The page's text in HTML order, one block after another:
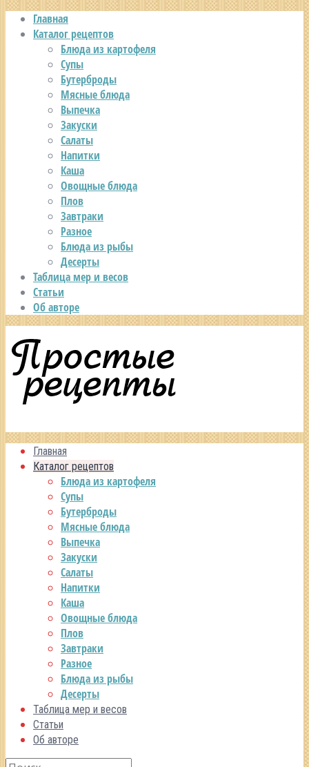
Главная
Каталог рецептов
Блюда из картофеля
Супы
Бутерброды
Мясные блюда
Выпечка
Закуски
Салаты
Напитки
Каша
Овощные блюда
Плов
Завтраки
Разное
Блюда из рыбы
Десерты
Таблица мер и весов
Статьи
Об авторе
Главная
Каталог рецептов
Блюда из картофеля
Супы
Бутерброды
Мясные блюда
Выпечка
Закуски
Салаты
Напитки
Каша
Овощные блюда
Плов
Завтраки
Разное
Блюда из рыбы
Десерты
Таблица мер и весов
Статьи
Об авторе